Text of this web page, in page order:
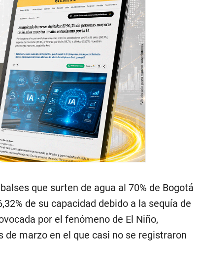
que surten de agua al 70% de Bogotá
de su capacidad debido a la sequía de
por el fenómeno de El Niño,
marzo en el que casi no se registraron